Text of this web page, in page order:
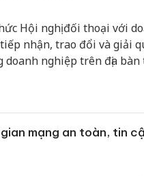
Hội nghị đối thoại với
nhận, trao đổi và giải
doanh nghiệp trên địa
mạng an toàn, tin